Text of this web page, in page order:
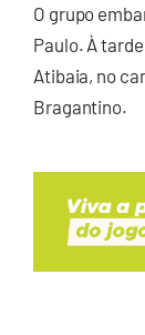
O grupo
Paulo. À
Atibaia, no
Bragantino.